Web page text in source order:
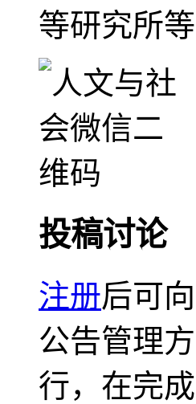
等研究所等
投稿讨论
注册后可
公告管理
行，在完